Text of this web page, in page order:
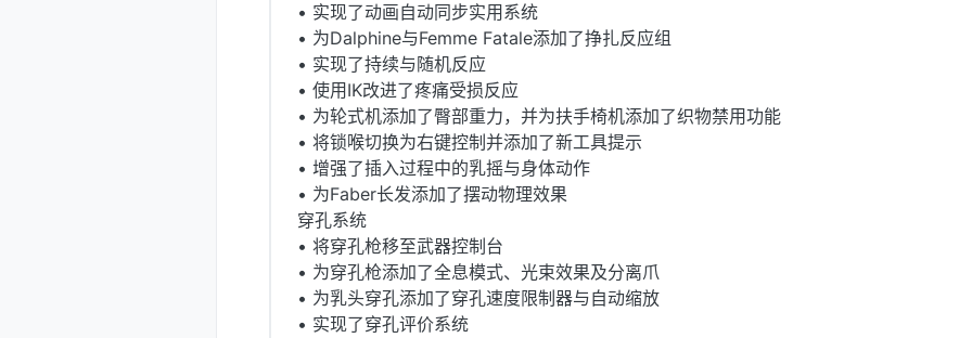
• 实现了动画自动同步实用系统
• 为Dalphine与Femme Fatale添加了挣扎反应组
• 实现了持续与随机反应
• 使用IK改进了疼痛受损反应
• 为轮式机添加了臀部重力，并为扶手椅机添加了织物禁用功能
• 将锁喉切换为右键控制并添加了新工具提示
• 增强了插入过程中的乳摇与身体动作
• 为Faber长发添加了摆动物理效果
穿孔系统
• 将穿孔枪移至武器控制台
• 为穿孔枪添加了全息模式、光束效果及分离爪
• 为乳头穿孔添加了穿孔速度限制器与自动缩放
• 实现了穿孔评价系统